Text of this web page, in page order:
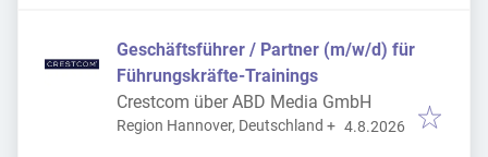
Geschäftsführer / Partner (m/w/d) für
Führungskräfte-Trainings
Crestcom über ABD Media GmbH
Region Hannover, Deutschland + Veröffentlicht:
4.8.2026